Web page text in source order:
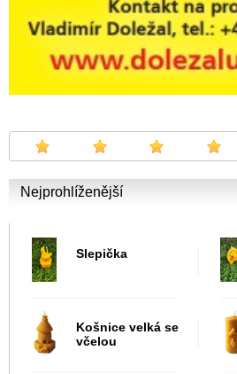
Nejprohlíženější
Slepička
Košnice velká se
včelou